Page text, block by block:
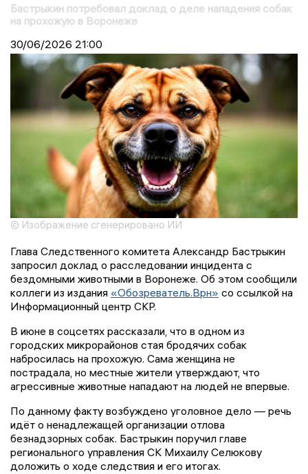
Бастрыкин потребовал доклад о деле нападения собак
на прохожую в Воронеже
30/06/2026 21:00
© Изображение сгенерировано ИИ
Глава Следственного комитета Александр Бастрыкин
запросил доклад о расследовании инцидента с
бездомными животными в Воронеже. Об этом сообщили
коллеги из издания «Обозреватель.Врн» со ссылкой на
Информационный центр СКР.
В июне в соцсетях рассказали, что в одном из
городских микрорайонов стая бродячих собак
набросилась на прохожую. Сама женщина не
пострадала, но местные жители утверждают, что
агрессивные животные нападают на людей не впервые.
По данному факту возбуждено уголовное дело — речь
идёт о ненадлежащей организации отлова
безнадзорных собак. Бастрыкин поручил главе
регионального управления СК Михаилу Селюкову
доложить о ходе следствия и его итогах.